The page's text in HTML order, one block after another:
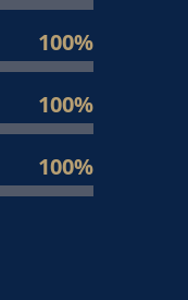
100%
100%
100%